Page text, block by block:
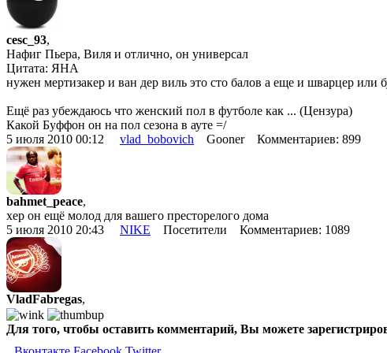
cesc_93,
Нафиг Пьера, Виля и отлично, он универсал
Цитата: ЯНА
нужен мертизакер и ван дер виль это сто балов а еще и шварцер или
Ещё раз убеждаюсь что женский пол в футболе как ... (Цензура)
Какой Буффон он на пол сезона в ауте =/
5 июля 2010 00:12 vlad_bobovich Gooner Комментариев: 899
bahmet_peace,
хер он ещё молод для вашего престорелого дома
5 июля 2010 20:43 NIKE Посетители Комментариев: 1089
VladFabregas,
Для того, чтобы оставить комментарий, Вы можете